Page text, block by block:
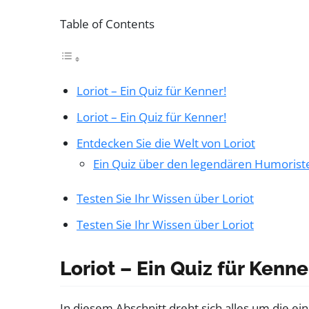
Table of Contents
Loriot – Ein Quiz für Kenner!
Loriot – Ein Quiz für Kenner!
Entdecken Sie die Welt von Loriot
Ein Quiz über den legendären
Testen Sie Ihr Wissen über Loriot
Testen Sie Ihr Wissen über Loriot
Loriot – Ein Quiz für